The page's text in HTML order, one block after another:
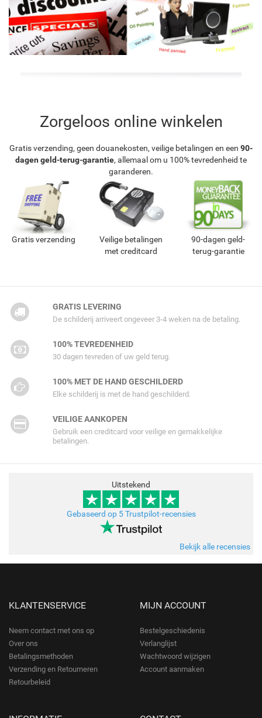
Zorgeloos online winkelen
Gratis verzending, geen douanekosten, veilige betalingen en een 90-
dagen geld-terug-garantie, allemaal om u 100% tevredenheid te
garanderen.
Gratis verzending
Veilige betalingen
met creditcard
90-dagen geld-
terug-garantie
GRATIS LEVERING
De schilderij arriveert ongeveer 3-4 weken na de betaling.
100% TEVREDENHEID
30 dagen tevreden of uw geld terug.
100% MET DE HAND GESCHILDERD
Elke schilderij is met de hand geschilderd.
VEILIGE AANKOPEN
Gebruik een creditcard voor veilige en gemakkelijke
betalingen.
Uitstekend
Gebaseerd op 5 Trustpilot-recensies
Bekijk alle recensies
KLANTENSERVICE
Neem contact met ons op
Over ons
Betalingsmethoden
Verzending en Retourneren
Retourbeleid
MIJN ACCOUNT
Bestelgeschiedenis
Verlanglijst
Wachtwoord wijzigen
Account aanmaken